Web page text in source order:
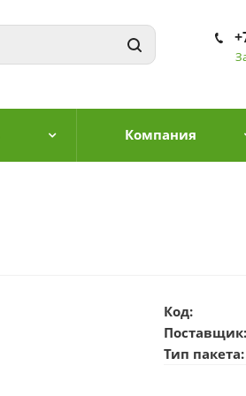
Компания
Код:
Поставщик:
Тип пакета: